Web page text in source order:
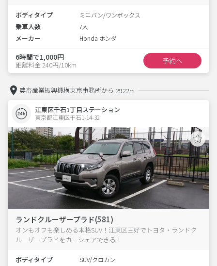
ボディタイプ ミニバン/ワンボックス
乗車人数 7人
メーカー Honda ホンダ
6時間で1,000円
距離料金 240円/10km 予約へ
農畜産業振興機構東京事務所から 2922m
江東区千石1丁目ステーション
東京都江東区千石1-14-32
ランドクルーザープラド(581)
オンもオフも楽しめる本格SUV！江東区三好でトヨタ・ランドク
ルーザープラドをカーシェアできる！
ボディタイプ SUV/クロカン